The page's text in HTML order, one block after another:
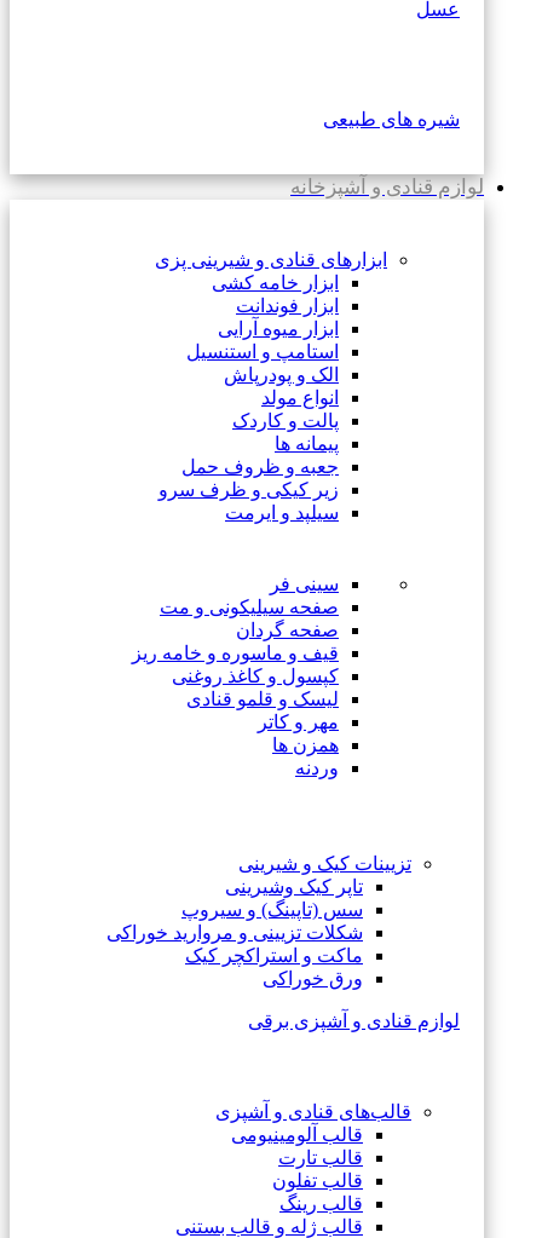
عسل
شیره های طبیعی
لوازم قنادی و آشپزخانه
ابزارهای قنادی و شیرینی پزی
ابزار خامه کشی
ابزار فوندانت
ابزار میوه آرایی
استامپ و استنسیل
الک و پودرپاش
انواع مولد
پالت و کاردک
پیمانه ها
جعبه و ظروف حمل
زیر کیکی و ظرف سرو
سیلپد و ایرمت
سینی فر
صفحه سیلیکونی و مت
صفحه گردان
قیف و ماسوره و خامه ریز
کپسول و کاغذ روغنی
لیسک و قلمو قنادی
مهر و کاتر
همزن ها
وردنه
تزیینات کیک و شیرینی
تاپر کیک وشیرینی
سس (تاپینگ) و سیروپ
شکلات تزیینی و مروارید خوراکی
ماکت و استراکچر کیک
ورق خوراکی
لوازم قنادی و آشپزی برقی
قالب‌های قنادی و آشپزی
قالب آلومینیومی
قالب تارت
قالب تفلون
قالب رینگ
قالب ژله و قالب بستنی